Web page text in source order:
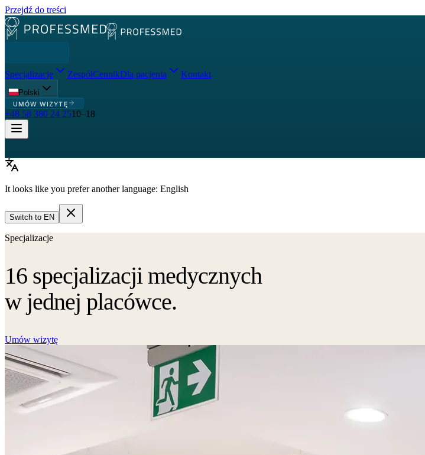
Przejdź do treści
Specjalizacje ZespółCennikDla pacjenta Kontakt
Polski
UMÓW WIZYTĘ
+48 58 380 24 2510–18
It looks like you prefer another language: English
Switch to EN
Specjalizacje
16 specjalizacji medycznych
w jednej placówce.
Umów wizytę